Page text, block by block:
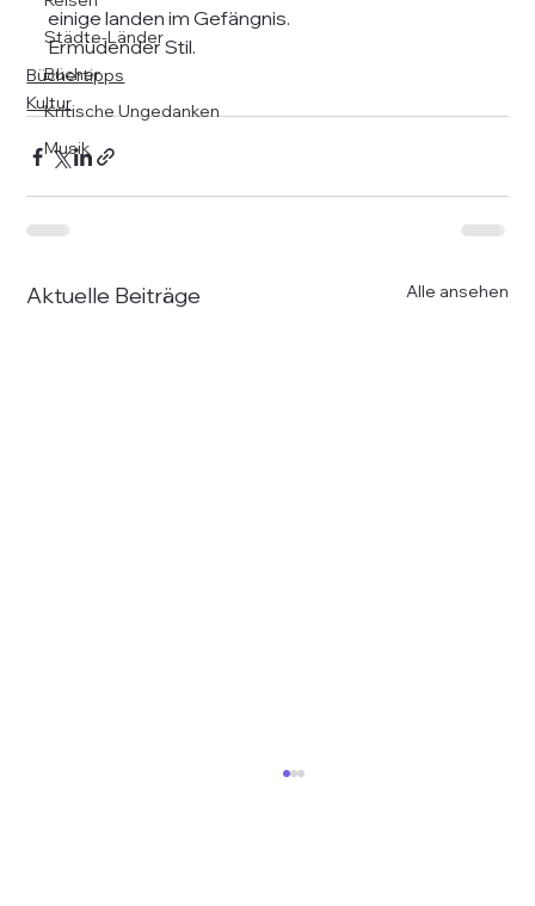
Städte-Länder
Bücher
Kritische Ungedanken
Musik
einige landen im Gefängnis.
Ermüdender Stil.
Büchertipps
Kultur
Aktuelle Beiträge Alle ansehen